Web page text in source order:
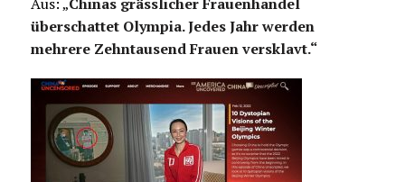
überschattet Olympia. Jedes Jahr werden
mehrere Zehntausend Frauen versklavt.“